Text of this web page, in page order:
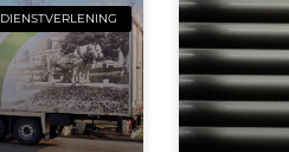
DIENSTVERLENING